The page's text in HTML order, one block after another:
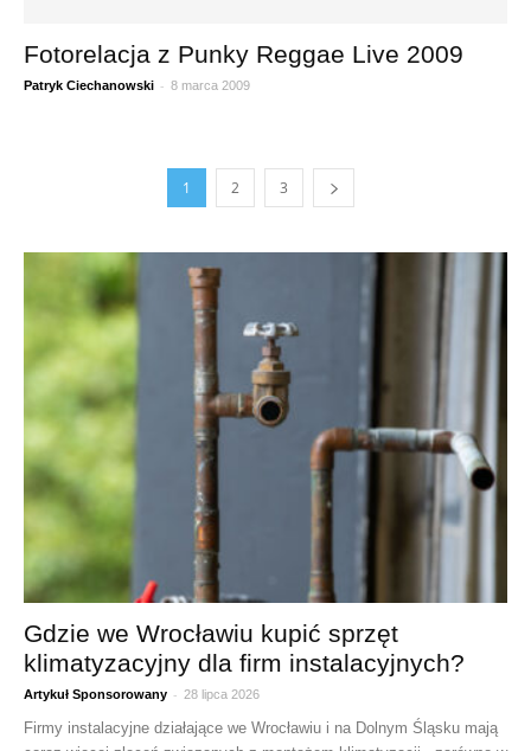
Fotorelacja z Punky Reggae Live 2009
Patryk Ciechanowski - 8 marca 2009
1 2 3
Gdzie we Wrocławiu kupić sprzęt
klimatyzacyjny dla firm instalacyjnych?
Artykuł Sponsorowany - 28 lipca 2026
Firmy instalacyjne działające we Wrocławiu i na Dolnym Śląsku mają